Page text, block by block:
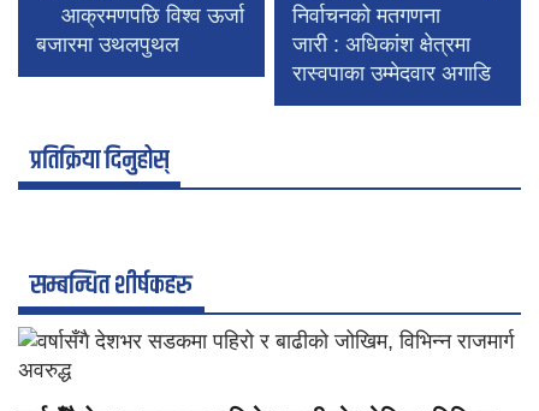
आक्रमणपछि विश्व ऊर्जा
बजारमा उथलपुथल
निर्वाचनको मतगणना
जारी : अधिकांश क्षेत्रमा
रास्वपाका उम्मेदवार अगाडि
प्रतिक्रिया दिनुहोस्
सम्बन्धित शीर्षकहरु